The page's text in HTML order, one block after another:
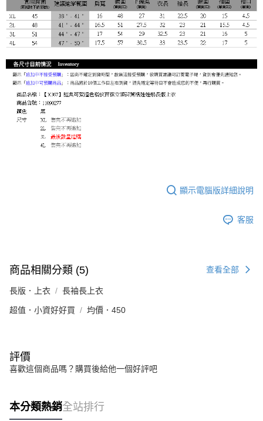
顯示電腦版詳細說明
客服
商品相關分類 (5) 查看全部
長版．上衣 長袖長上衣
超值．小資好好買 均價．450
評價
喜歡這個商品嗎？購買後給他一個好評吧
本分類熱銷全站排行